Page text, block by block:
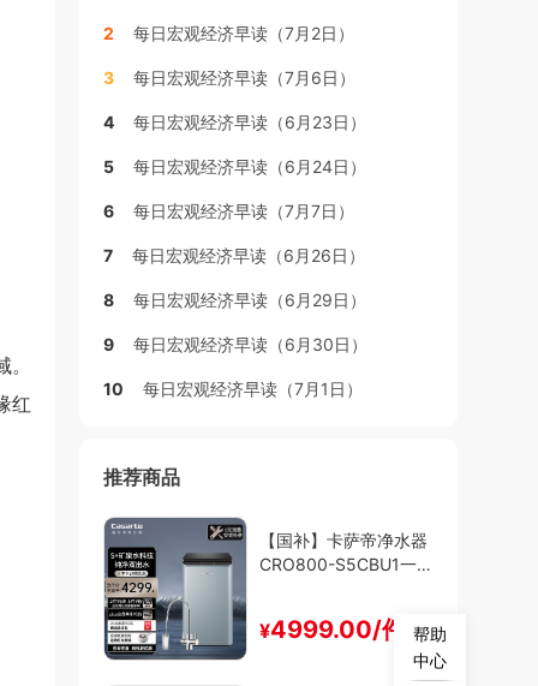
红
2 每日宏观经济早读（7月2日）
3 每日宏观经济早读（7月6日）
4 每日宏观经济早读（6月23日）
5 每日宏观经济早读（6月24日）
6 每日宏观经济早读（7月7日）
7 每日宏观经济早读（6月26日）
8 每日宏观经济早读（6月29日）
9 每日宏观经济早读（6月30日）
10 每日宏观经济早读（7月1日）
推荐商品
【国补】卡萨帝净水器
CRO800-S5CBU1一级
¥4999.00/件
帮助
中心